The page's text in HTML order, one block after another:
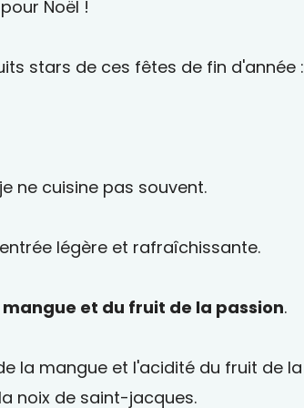
Noël !
stars de ces fêtes de fin d'année :
ne cuisine pas souvent.
légère et rafraîchissante.
et du fruit de la passion.
la mangue et l'acidité du fruit de la
noix de saint-jacques.